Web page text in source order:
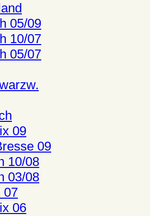
05/09
10/07
05/07
09
09
10/08
03/08
07
06